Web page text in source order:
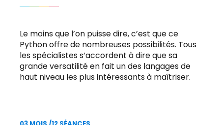
Le moins que l’on puisse dire, c’est que ce
Python offre de nombreuses possibilités. Tous
les spécialistes s’accordent à dire que sa
grande versatilité en fait un des langages de
haut niveau les plus intéressants à maîtriser.